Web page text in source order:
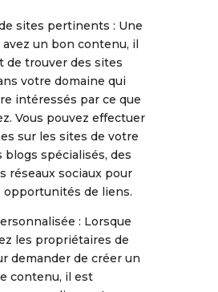
sites pertinents : Une
avez un bon contenu, il
de trouver des sites
votre domaine qui
intéressés par ce que
Vous pouvez effectuer
sur les sites de votre
blogs spécialisés, des
réseaux sociaux pour
opportunités de liens.
: Lorsque
les propriétaires de
demander de créer un
contenu, il est